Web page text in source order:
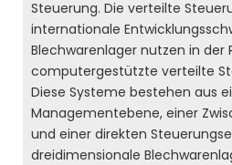
Steuerung. Die verteilte
internationale
Blechwarenlager nutzen in der
computergestützte verteilte
Diese Systeme bestehen aus
Managementebene, einer
und einer direkten
dreidimensionale